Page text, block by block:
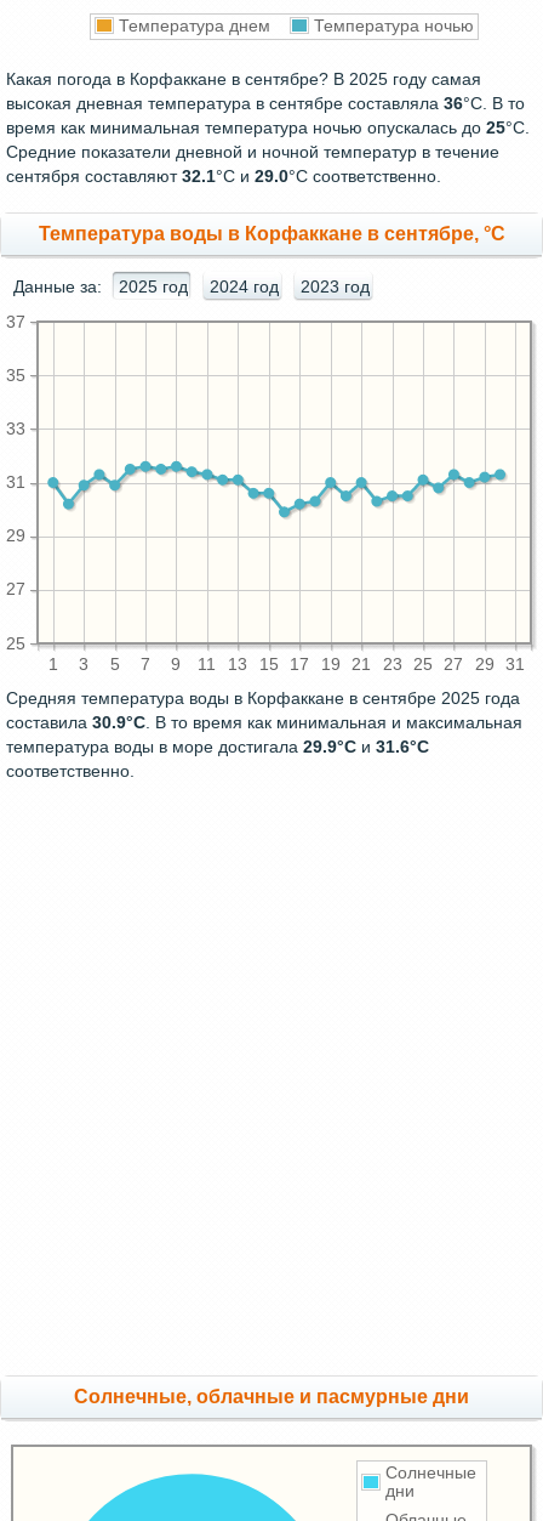
Температура днем Температура ночью
Какая погода в Корфаккане в сентябре? В 2025 году самая
высокая дневная температура в сентябре составляла 36°С. В то
время как минимальная температура ночью опускалась до 25°C.
Средние показатели дневной и ночной температур в течение
сентября составляют32.1°С и 29.0°С соответственно.
Температура воды в Корфаккане в сентябре, °C
Данные за: 2025 год 2024 год 2023 год
1 3 5 7 9 11 13 15 17 19 21 23 25 27 29 31
25
27
29
31
33
35
37
Средняя температура воды в Корфаккане в сентябре 2025 года
составила 30.9°C . В то время как минимальная и максимальная
температура воды в море достигала 29.9°C и 31.6°C
соответственно.
Cолнечные, облачные и пасмурные дни
Солнечные
дни